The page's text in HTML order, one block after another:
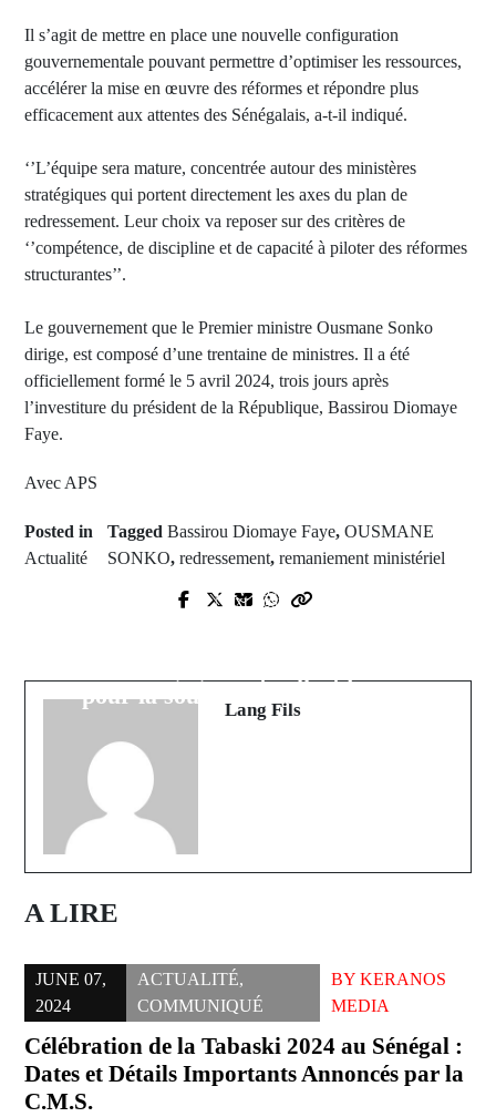
Il s’agit de mettre en place une nouvelle configuration
gouvernementale pouvant permettre d’optimiser les ressources,
accélérer la mise en œuvre des réformes et répondre plus
efficacement aux attentes des Sénégalais, a-t-il indiqué.
‘’L’équipe sera mature, concentrée autour des ministères
stratégiques qui portent directement les axes du plan de
redressement. Leur choix va reposer sur des critères de
‘’compétence, de discipline et de capacité à piloter des réformes
structurantes’’.
Le gouvernement que le Premier ministre Ousmane Sonko
dirige, est composé d’une trentaine de ministres. Il a été
officiellement formé le 5 avril 2024, trois jours après
l’investiture du président de la République, Bassirou Diomaye
Faye.
Avec APS
Posted in
Actualité
Tagged Bassirou Diomaye Faye, OUSMANE
SONKO, redressement, remaniement ministériel
Prev Post
engagement collectif
Next Post
pour la souveraineté budgétaire
Lang Fils
A LIRE
JUNE 07,
2024
ACTUALITÉ,
COMMUNIQUÉ
BYKERANOS
MEDIA
Célébration de la Tabaski 2024 au Sénégal :
Dates et Détails Importants Annoncés par la
C.M.S.